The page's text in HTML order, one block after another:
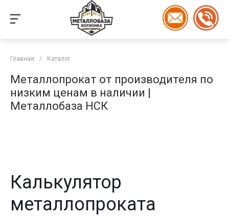
Главная / Каталог
Металлопрокат от производителя по
низким ценам в наличии |
Металлобаза НСК
Калькулятор
металлопроката